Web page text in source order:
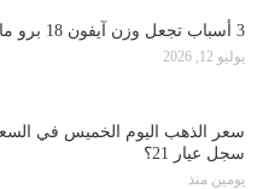
3 أسباب تجعل وزن آيفون 18 برو ماكس ميزة لا عيبًا
يوليو 12, 2026
سعر الذهب اليوم الخميس في
سجل عيار 21؟
يومين منذ